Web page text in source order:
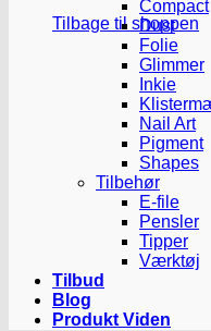
Tilbage til shoppen
Compact
Dust
Folie
Glimmer
Inkie
Nail Art
Pigment
Shapes
Tilbehør
E-file
Pensler
Tipper
Værktøj
Tilbud
Blog
Produkt Viden